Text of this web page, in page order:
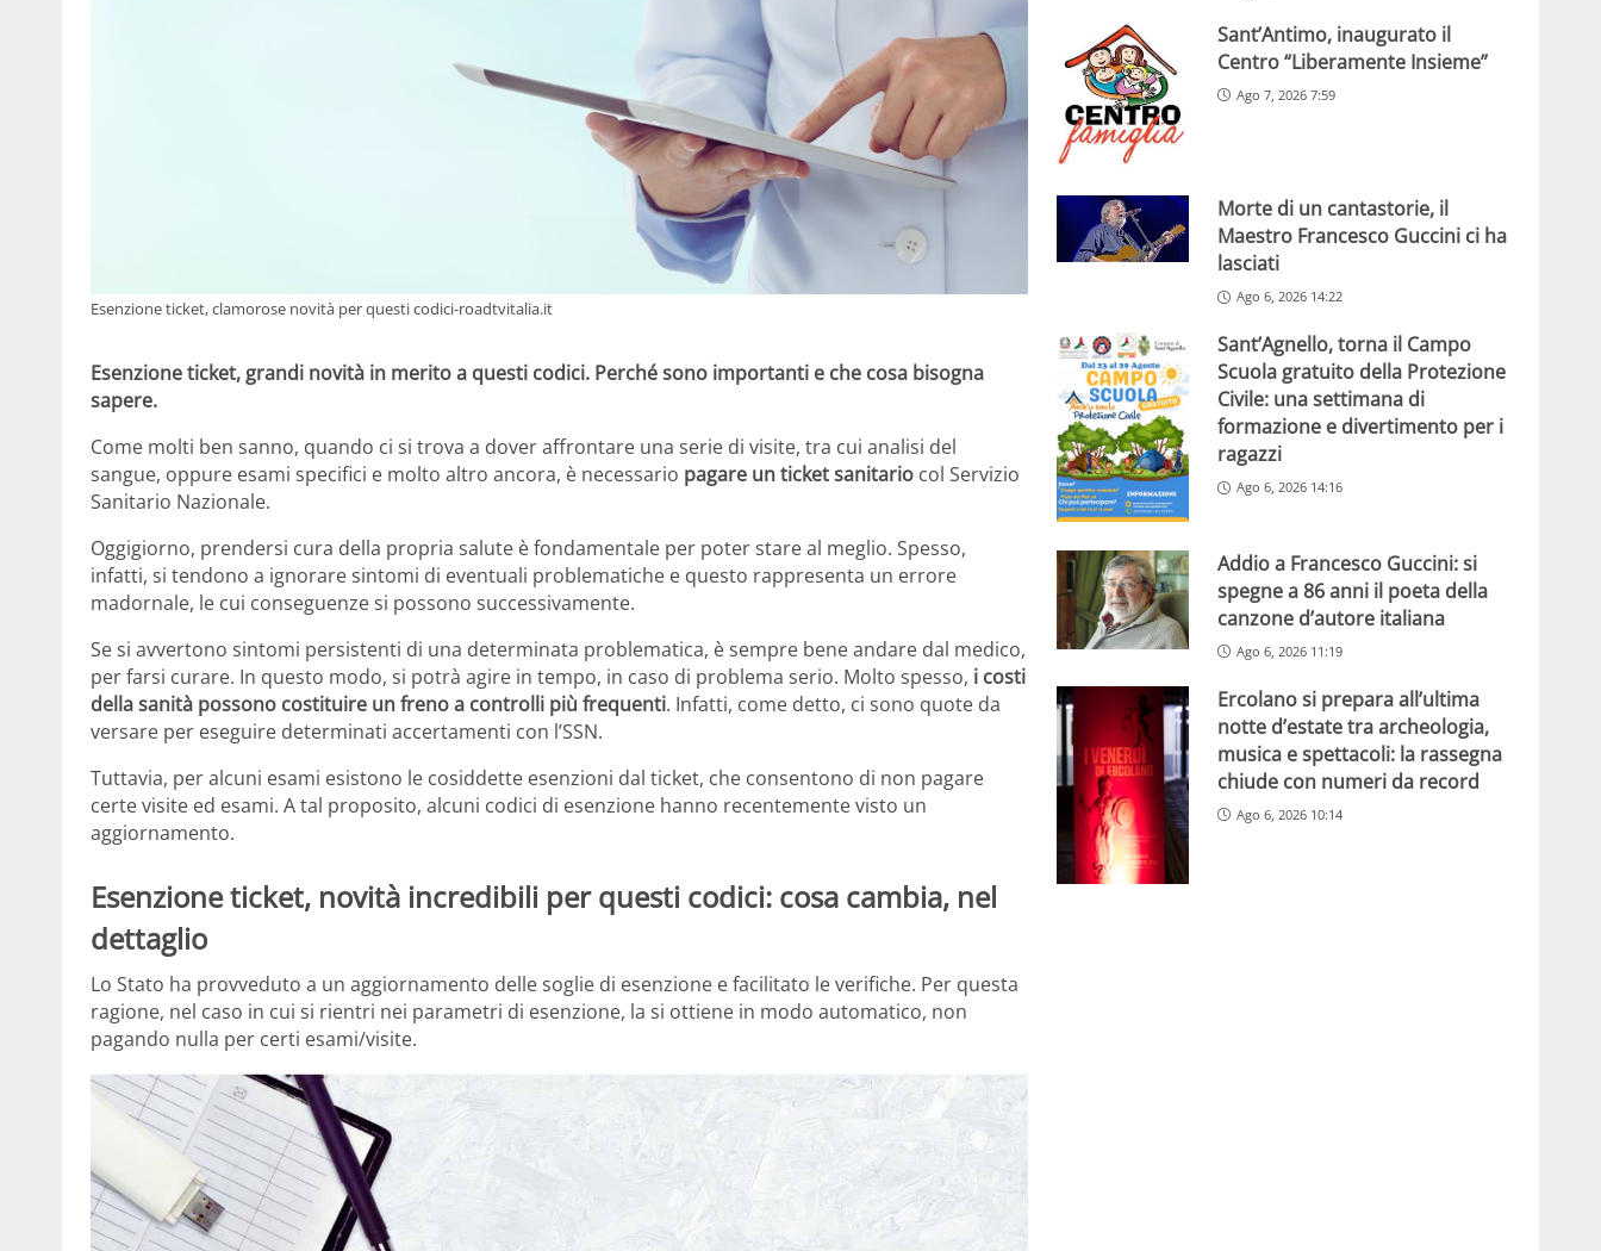
Esenzione ticket, clamorose novità per questi codici-roadtvitalia.it
Esenzione ticket, grandi novità in merito a questi codici. Perché sono importanti e che cosa bisogna
sapere.
Come molti ben sanno, quando ci si trova a dover affrontare una serie di visite, tra cui analisi del
sangue, oppure esami specifici e molto altro ancora, è necessario pagare un ticket sanitario col Servizio
Sanitario Nazionale.
Oggigiorno, prendersi cura della propria salute è fondamentale per poter stare al meglio. Spesso,
infatti, si tendono a ignorare sintomi di eventuali problematiche e questo rappresenta un errore
madornale, le cui conseguenze si possono successivamente.
Se si avvertono sintomi persistenti di una determinata problematica, è sempre bene andare dal medico,
per farsi curare. In questo modo, si potrà agire in tempo, in caso di problema serio. Molto spesso, i costi
della sanità possono costituire un freno a controlli più frequenti. Infatti, come detto, ci sono quote da
versare per eseguire determinati accertamenti con l’SSN.
Tuttavia, per alcuni esami esistono le cosiddette esenzioni dal ticket, che consentono di non pagare
certe visite ed esami. A tal proposito, alcuni codici di esenzione hanno recentemente visto un
aggiornamento.
Esenzione ticket, novità incredibili per questi codici: cosa cambia, nel
dettaglio
Lo Stato ha provveduto a un aggiornamento delle soglie di esenzione e facilitato le verifiche. Per questa
ragione, nel caso in cui si rientri nei parametri di esenzione, la si ottiene in modo automatico, non
pagando nulla per certi esami/visite.
Sant’Antimo, inaugurato il
Centro “Liberamente Insieme”
Ago 7, 2026 7:59
Morte di un cantastorie, il
Maestro Francesco Guccini ci ha
lasciati
Ago 6, 2026 14:22
Sant’Agnello, torna il Campo
Scuola gratuito della Protezione
Civile: una settimana di
formazione e divertimento per i
ragazzi
Ago 6, 2026 14:16
Addio a Francesco Guccini: si
spegne a 86 anni il poeta della
canzone d’autore italiana
Ago 6, 2026 11:19
Ercolano si prepara all’ultima
notte d’estate tra archeologia,
musica e spettacoli: la rassegna
chiude con numeri da record
Ago 6, 2026 10:14